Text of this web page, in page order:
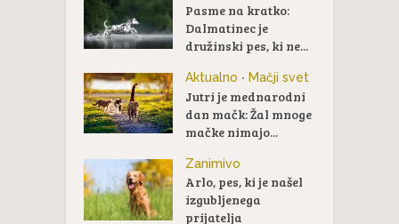
Pasme na kratko:
Dalmatinec je
družinski pes, ki ne...
Aktualno • Mačji svet
Jutri je mednarodni
dan mačk: Žal mnoge
mačke nimajo...
Zanimivo
Arlo, pes, ki je našel
izgubljenega
prijatelja